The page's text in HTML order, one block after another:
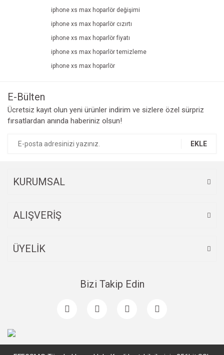
iphone xs max hoparlör değişimi
iphone xs max hoparlör cızırtı
iphone xs max hoparlör fiyatı
iphone xs max hoparlör temizleme
iphone xs max hoparlör
E-Bülten
Ücretsiz kayıt olun yeni ürünler indirim ve sizlere özel sürpriz
fırsatlardan anında haberiniz olsun!
EKLE
KURUMSAL
ALIŞVERİŞ
ÜYELİK
Bizi Takip Edin